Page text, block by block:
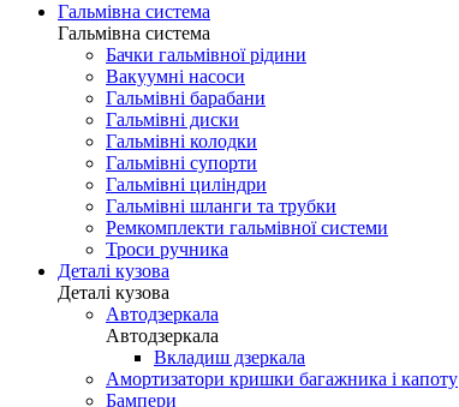
Гальмівна система
Гальмівна система
Бачки гальмівної рідини
Вакуумні насоси
Гальмівні барабани
Гальмівні диски
Гальмівні колодки
Гальмівні супорти
Гальмівні циліндри
Гальмівні шланги та трубки
Ремкомплекти гальмівної системи
Троси ручника
Деталі кузова
Деталі кузова
Автодзеркала
Автодзеркала
Вкладиш дзеркала
Амортизатори кришки багажника і капоту
Бампери